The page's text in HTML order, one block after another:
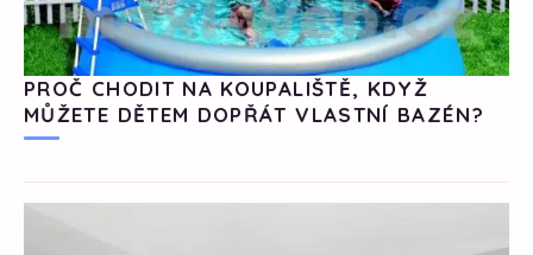
PROČ CHODIT NA KOUPALIŠTĚ, KDYŽ
MŮŽETE DĚTEM DOPŘÁT VLASTNÍ BAZÉN?